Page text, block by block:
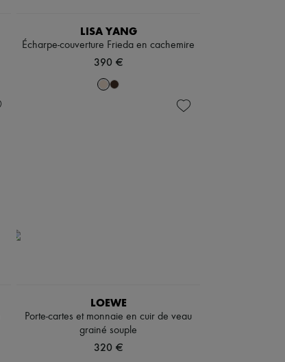
LISA YANG
Écharpe-couverture Frieda en cachemire
390 €
LOEWE
Porte-cartes et monnaie en cuir de veau
grainé souple
320 €